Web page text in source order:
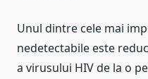
Unul dintre cele mai
nedetectabile este
a virusului HIV de la o